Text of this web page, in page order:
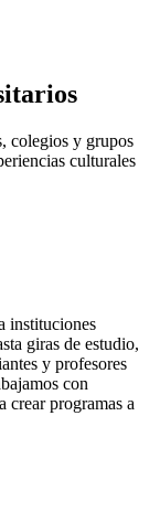
colegios y grupos
culturales
instituciones
giras de estudio,
y profesores
con
crear programas a